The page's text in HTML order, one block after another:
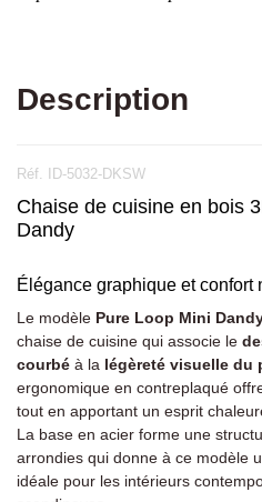
Description
Réf. ID-5032-DKSW
Chaise de cuisine en bois
Dandy
Élégance graphique et confort
Le modèle Pure Loop Mini
chaise de cuisine qui associe le
courbé à la légèreté visuelle du
ergonomique en contreplaqué
tout en apportant un esprit
La base en acier forme une
arrondies qui donne à ce modèle
idéale pour les intérieurs